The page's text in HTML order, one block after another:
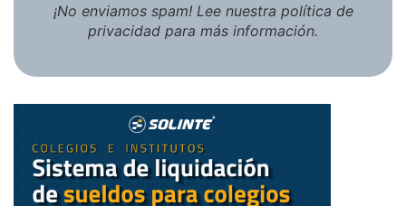
Duración: 60 minutos
Frank Moreno, Director Académico de EDGH
Academy
El webinar será también un espacio para resolver dudas y
conocer con mayor detalle el enfoque académico de la
Certificación Internacional en Inteligencia Artificial
Aplicada a la Educación.
¡No enviamos spam! Lee nuestra política de
privacidad para más información.